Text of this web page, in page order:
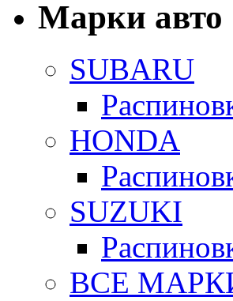
Марки авто
SUBARU
HONDA
SUZUKI
ВСЕ